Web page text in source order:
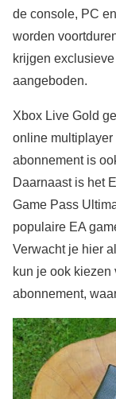
de console, PC
worden
krijgen
aangeboden.
Xbox Live Gold
online
abonnement is
Daarnaast is het
Game Pass
populaire EA
Verwacht je hier
kun je ook kiezen
abonnement,